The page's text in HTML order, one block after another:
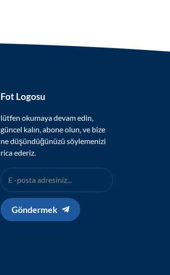
Fot Logosu
lütfen okumaya devam edin,
güncel kalın, abone olun, ve bize
ne düşündüğünüzü söylemenizi
rica ederiz.
Göndermek